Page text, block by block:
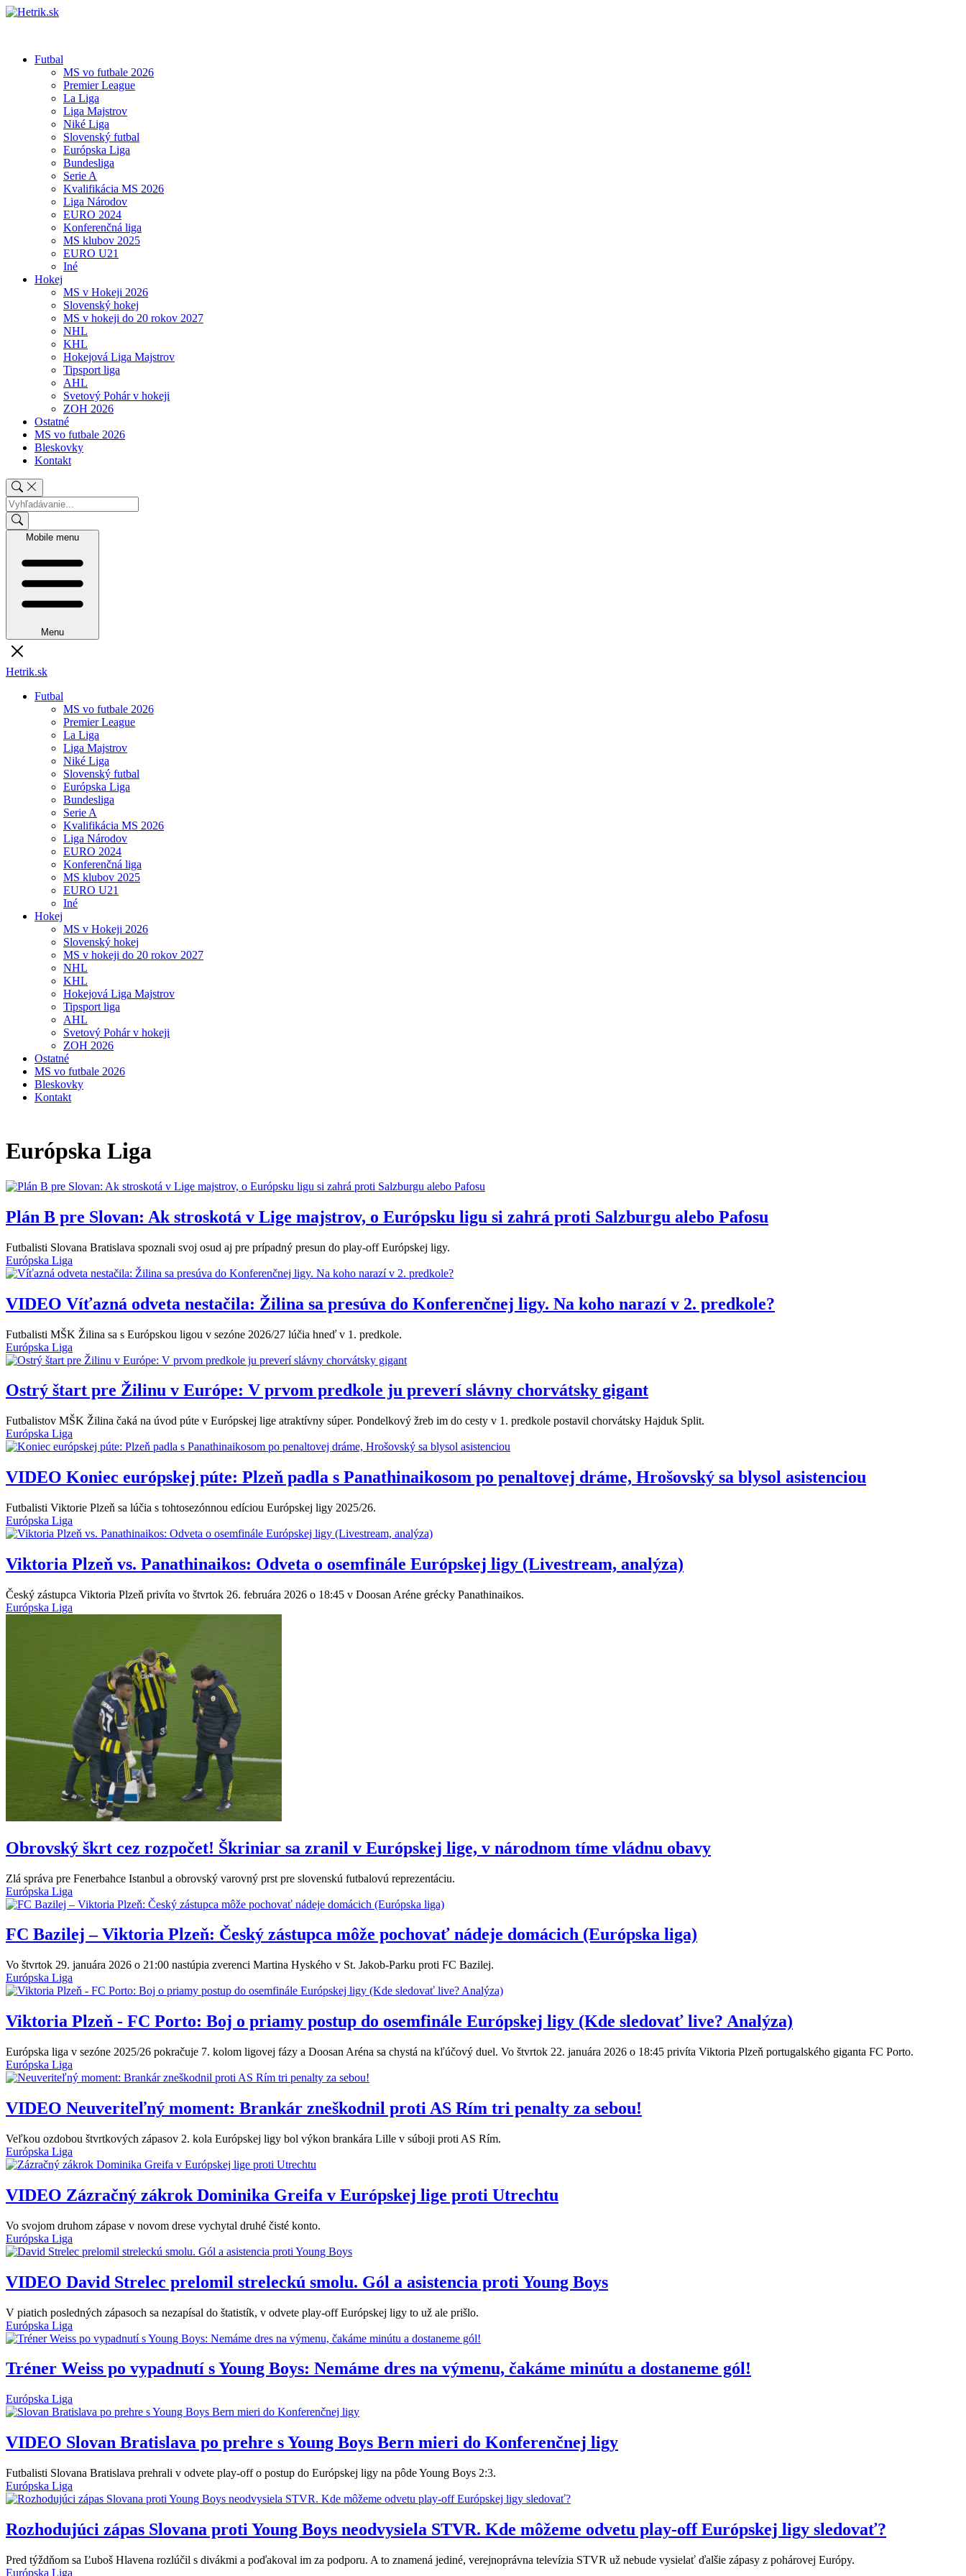
Futbal
MS vo futbale 2026
Premier League
La Liga
Liga Majstrov
Niké Liga
Slovenský futbal
Európska Liga
Bundesliga
Serie A
Kvalifikácia MS 2026
Liga Národov
EURO 2024
Konferenčná liga
MS klubov 2025
EURO U21
Iné
Hokej
MS v Hokeji 2026
Slovenský hokej
MS v hokeji do 20 rokov 2027
NHL
KHL
Hokejová Liga Majstrov
Tipsport liga
AHL
Svetový Pohár v hokeji
ZOH 2026
Ostatné
MS vo futbale 2026
Bleskovky
Kontakt
Mobile menu
Menu
Hetrik.sk
Futbal
MS vo futbale 2026
Premier League
La Liga
Liga Majstrov
Niké Liga
Slovenský futbal
Európska Liga
Bundesliga
Serie A
Kvalifikácia MS 2026
Liga Národov
EURO 2024
Konferenčná liga
MS klubov 2025
EURO U21
Iné
Hokej
MS v Hokeji 2026
Slovenský hokej
MS v hokeji do 20 rokov 2027
NHL
KHL
Hokejová Liga Majstrov
Tipsport liga
AHL
Svetový Pohár v hokeji
ZOH 2026
Ostatné
MS vo futbale 2026
Bleskovky
Kontakt
Európska Liga
Plán B pre Slovan: Ak stroskotá v Lige majstrov, o Európsku ligu si zahrá proti Salzburgu alebo Pafosu
Futbalisti Slovana Bratislava spoznali svoj osud aj pre prípadný presun do play-off Európskej ligy.
Európska Liga
VIDEO Víťazná odveta nestačila: Žilina sa presúva do Konferenčnej ligy. Na koho narazí v 2. predkole?
Futbalisti MŠK Žilina sa s Európskou ligou v sezóne 2026/27 lúčia hneď v 1. predkole.
Európska Liga
Ostrý štart pre Žilinu v Európe: V prvom predkole ju preverí slávny chorvátsky gigant
Futbalistov MŠK Žilina čaká na úvod púte v Európskej lige atraktívny súper. Pondelkový žreb im do cesty v 1. predkole postavil chorvátsky Hajduk Split.
Európska Liga
VIDEO Koniec európskej púte: Plzeň padla s Panathinaikosom po penaltovej dráme, Hrošovský sa blysol asistenciou
Futbalisti Viktorie Plzeň sa lúčia s tohtosezónnou edíciou Európskej ligy 2025/26.
Európska Liga
Viktoria Plzeň vs. Panathinaikos: Odveta o osemfinále Európskej ligy (Livestream, analýza)
Český zástupca Viktoria Plzeň privíta vo štvrtok 26. februára 2026 o 18:45 v Doosan Aréne grécky Panathinaikos.
Európska Liga
Obrovský škrt cez rozpočet! Škriniar sa zranil v Európskej lige, v národnom tíme vládnu obavy
Zlá správa pre Fenerbahce Istanbul a obrovský varovný prst pre slovenskú futbalovú reprezentáciu.
Európska Liga
FC Bazilej – Viktoria Plzeň: Český zástupca môže pochovať nádeje domácich (Európska liga)
Vo štvrtok 29. januára 2026 o 21:00 nastúpia zverenci Martina Hyského v St. Jakob-Parku proti FC Bazilej.
Európska Liga
Viktoria Plzeň - FC Porto: Boj o priamy postup do osemfinále Európskej ligy (Kde sledovať live? Analýza)
Európska liga v sezóne 2025/26 pokračuje 7. kolom ligovej fázy a Doosan Aréna sa chystá na kľúčový duel. Vo štvrtok 22. januára 2026 o 18:45 privíta Viktoria Plzeň portugalského giganta FC Porto.
Európska Liga
VIDEO Neuveriteľný moment: Brankár zneškodnil proti AS Rím tri penalty za sebou!
Veľkou ozdobou štvrtkových zápasov 2. kola Európskej ligy bol výkon brankára Lille v súboji proti AS Rím.
Európska Liga
VIDEO Zázračný zákrok Dominika Greifa v Európskej lige proti Utrechtu
Vo svojom druhom zápase v novom drese vychytal druhé čisté konto.
Európska Liga
VIDEO David Strelec prelomil streleckú smolu. Gól a asistencia proti Young Boys
V piatich posledných zápasoch sa nezapísal do štatistík, v odvete play-off Európskej ligy to už ale prišlo.
Európska Liga
Tréner Weiss po vypadnutí s Young Boys: Nemáme dres na výmenu, čakáme minútu a dostaneme gól!
Európska Liga
VIDEO Slovan Bratislava po prehre s Young Boys Bern mieri do Konferenčnej ligy
Futbalisti Slovana Bratislava prehrali v odvete play-off o postup do Európskej ligy na pôde Young Boys 2:3.
Európska Liga
Rozhodujúci zápas Slovana proti Young Boys neodvysiela STVR. Kde môžeme odvetu play-off Európskej ligy sledovať?
Pred týždňom sa Ľuboš Hlavena rozlúčil s divákmi a poďakoval im za podporu. A to znamená jediné, verejnoprávna televízia STVR už nebude vysielať ďalšie zápasy z pohárovej Európy.
Európska Liga